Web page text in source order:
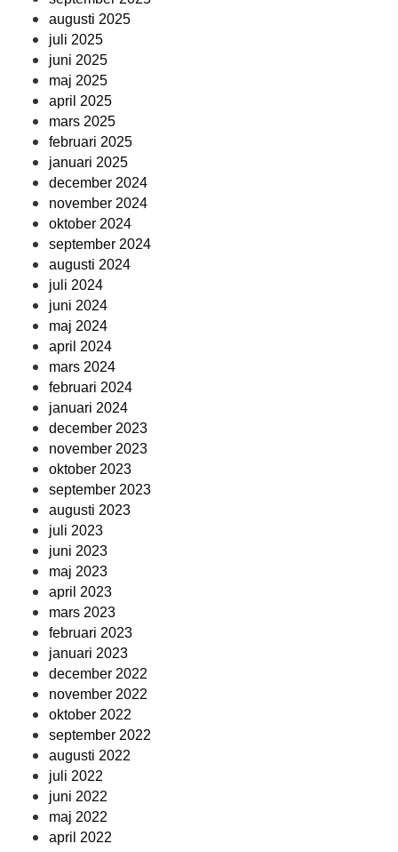
augusti 2025
juli 2025
juni 2025
maj 2025
april 2025
mars 2025
februari 2025
januari 2025
december 2024
november 2024
oktober 2024
september 2024
augusti 2024
juli 2024
juni 2024
maj 2024
april 2024
mars 2024
februari 2024
januari 2024
december 2023
november 2023
oktober 2023
september 2023
augusti 2023
juli 2023
juni 2023
maj 2023
april 2023
mars 2023
februari 2023
januari 2023
december 2022
november 2022
oktober 2022
september 2022
augusti 2022
juli 2022
juni 2022
maj 2022
april 2022